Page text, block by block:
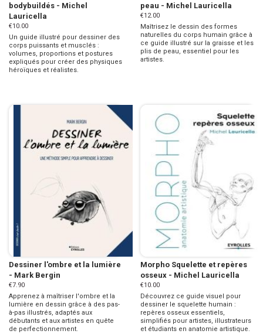
bodybuildés - Michel
Lauricella
€10.00
Un guide illustré pour dessiner des
corps puissants et musclés :
volumes, proportions et postures
expliqués pour créer des physiques
héroïques et réalistes.
peau - Michel Lauricella
€12.00
Maîtrisez le dessin des formes
naturelles du corps humain grâce à
ce guide illustré sur la graisse et les
plis de peau, essentiel pour les
artistes.
Dessiner l'ombre et la lumière
- Mark Bergin
€7.90
Apprenez à maîtriser l'ombre et la
lumière en dessin grâce à des pas-
à-pas illustrés, adaptés aux
débutants et aux artistes en quête
de perfectionnement.
Morpho Squelette et repères
osseux - Michel Lauricella
€10.00
Découvrez ce guide visuel pour
dessiner le squelette humain :
repères osseux essentiels,
simplifiés pour artistes, illustrateurs
et étudiants en anatomie artistique.